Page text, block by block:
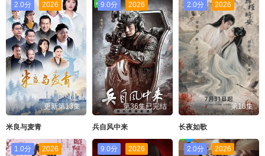
2.0分 2026
更新第13集
米良与麦青
9.0分 2026
第36集已完结
兵自风中来
2.0分 2026
第18集
长夜如歌
1.0分 2026 9.0分 2026 2.0分 2026